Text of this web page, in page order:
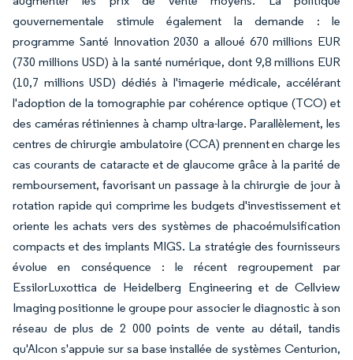
gouvernementale stimule également la demande : le
programme Santé Innovation 2030 a alloué 670 millions EUR
(730 millions USD) à la santé numérique, dont 9,8 millions EUR
(10,7 millions USD) dédiés à l'imagerie médicale, accélérant
l'adoption de la tomographie par cohérence optique (TCO) et
des caméras rétiniennes à champ ultra-large. Parallèlement, les
centres de chirurgie ambulatoire (CCA) prennent en charge les
cas courants de cataracte et de glaucome grâce à la parité de
remboursement, favorisant un passage à la chirurgie de jour à
rotation rapide qui comprime les budgets d'investissement et
oriente les achats vers des systèmes de phacoémulsification
compacts et des implants MIGS. La stratégie des fournisseurs
évolue en conséquence : le récent regroupement par
EssilorLuxottica de Heidelberg Engineering et de Cellview
Imaging positionne le groupe pour associer le diagnostic à son
réseau de plus de 2 000 points de vente au détail, tandis
qu'Alcon s'appuie sur sa base installée de systèmes Centurion,